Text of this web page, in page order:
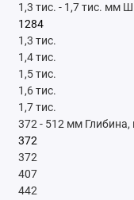
1,3 тис. - 1,7 тис. мм
1,3 тис.
1,4 тис.
1,5 тис.
1,6 тис.
1,7 тис.
372- 512мм
372
407
442